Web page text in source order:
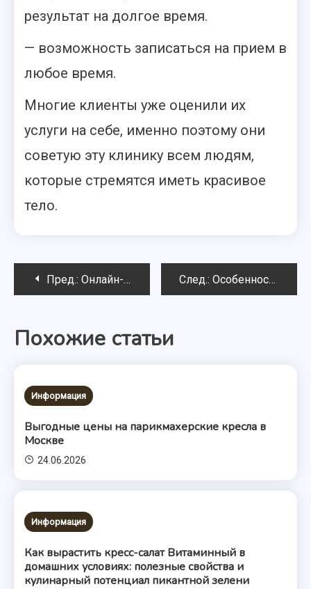
результат на долгое время.
— возможность записаться на прием в
любое время.
Многие клиенты уже оценили их
услуги на себе, именно поэтому они
советую эту клинику всем людям,
которые стремятся иметь красивое
тело.
Навигация
записям
Пред.: Онлайн-магазин ATLETCITY – высококачественные тренажеры в Ростове на Дону по разумной цене След.: Особенности танцев Go-Go
Похожие статьи
Информация
Выгодные цены на парикмахерские кресла в
Москве
24.06.2026
Информация
Как вырастить кресс-салат Витаминный в
домашних условиях: полезные свойства и
кулинарный потенциал пикантной зелени